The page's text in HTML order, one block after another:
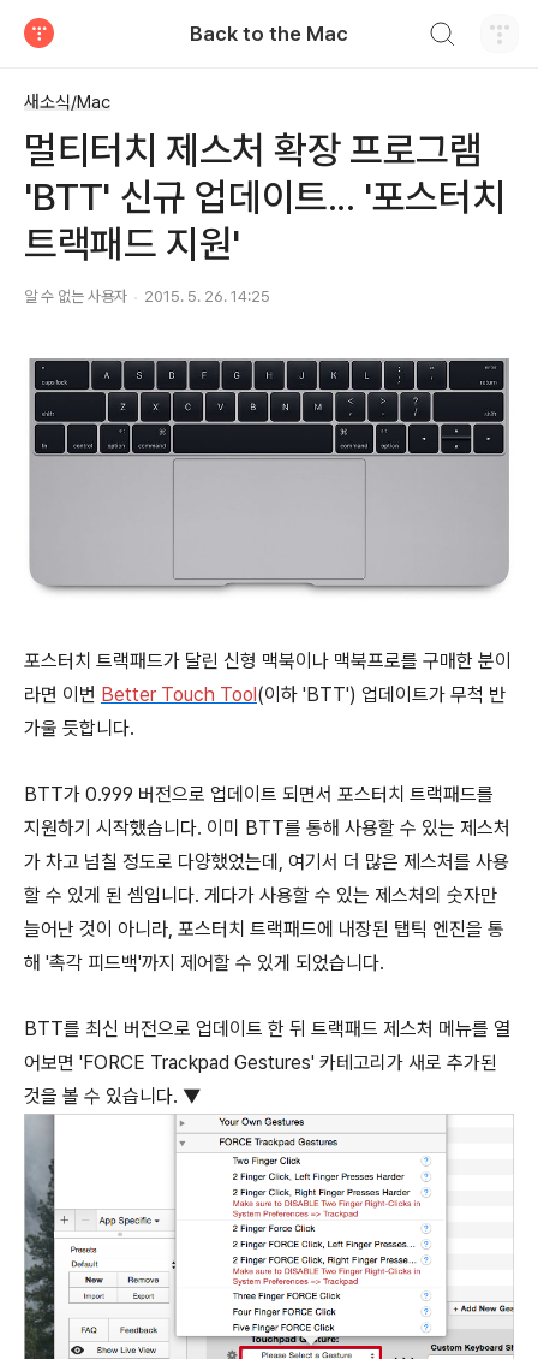
Back to the Mac
새소식/Mac
멀티터치 제스처 확장 프로그램
'BTT' 신규 업데이트... '포스터치
트랙패드 지원'
알 수 없는 사용자 2015. 5. 26. 14:25
포스터치 트랙패드가 달린 신형 맥북이나 맥북프로를 구매한 분이
라면 이번 Better Touch Tool(이하 'BTT') 업데이트가 무척 반
가울 듯합니다.
BTT가 0.999 버전으로 업데이트 되면서 포스터치 트랙패드를
지원하기 시작했습니다. 이미 BTT를 통해 사용할 수 있는 제스처
가 차고 넘칠 정도로 다양했었는데, 여기서 더 많은 제스처를 사용
할 수 있게 된 셈입니다. 게다가 사용할 수 있는 제스처의 숫자만
늘어난 것이 아니라, 포스터치 트랙패드에 내장된 탭틱 엔진을 통
해 '촉각 피드백'까지 제어할 수 있게 되었습니다.
BTT를 최신 버전으로 업데이트 한 뒤 트랙패드 제스처 메뉴를 열
어보면 'FORCE Trackpad Gestures' 카테고리가 새로 추가된
것을 볼 수 있습니다. ▼